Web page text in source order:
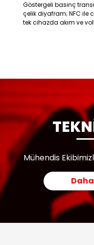
Göstergeli basınç
çelik diyafram; NFC
tek cihazda akım ve
Mühendis